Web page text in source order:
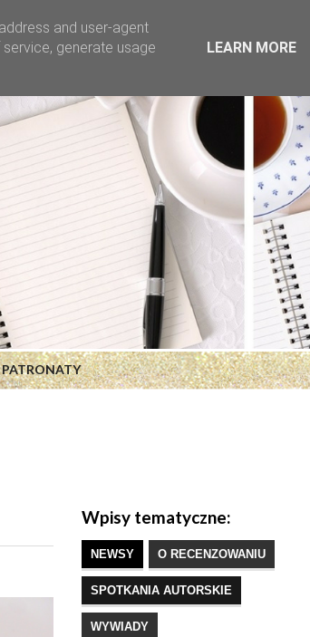
PATRONATY
Wpisy tematyczne:
NEWSY O RECENZOWANIU
SPOTKANIA AUTORSKIE
WYWIADY
and user-agent
generate usage
LEARN MORE